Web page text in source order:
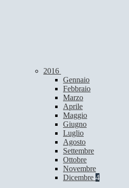
2016
Gennaio
Febbraio
Marzo
Aprile
Maggio
Giugno
Luglio
Agosto
Settembre
Ottobre
Novembre
Dicembre 4